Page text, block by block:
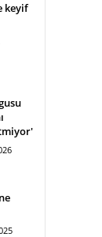
keyif